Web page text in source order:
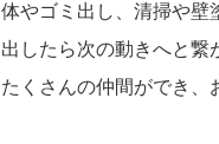
体やゴミ出し、清掃や壁
出したら次の動きへと繋
たくさんの仲間ができ、